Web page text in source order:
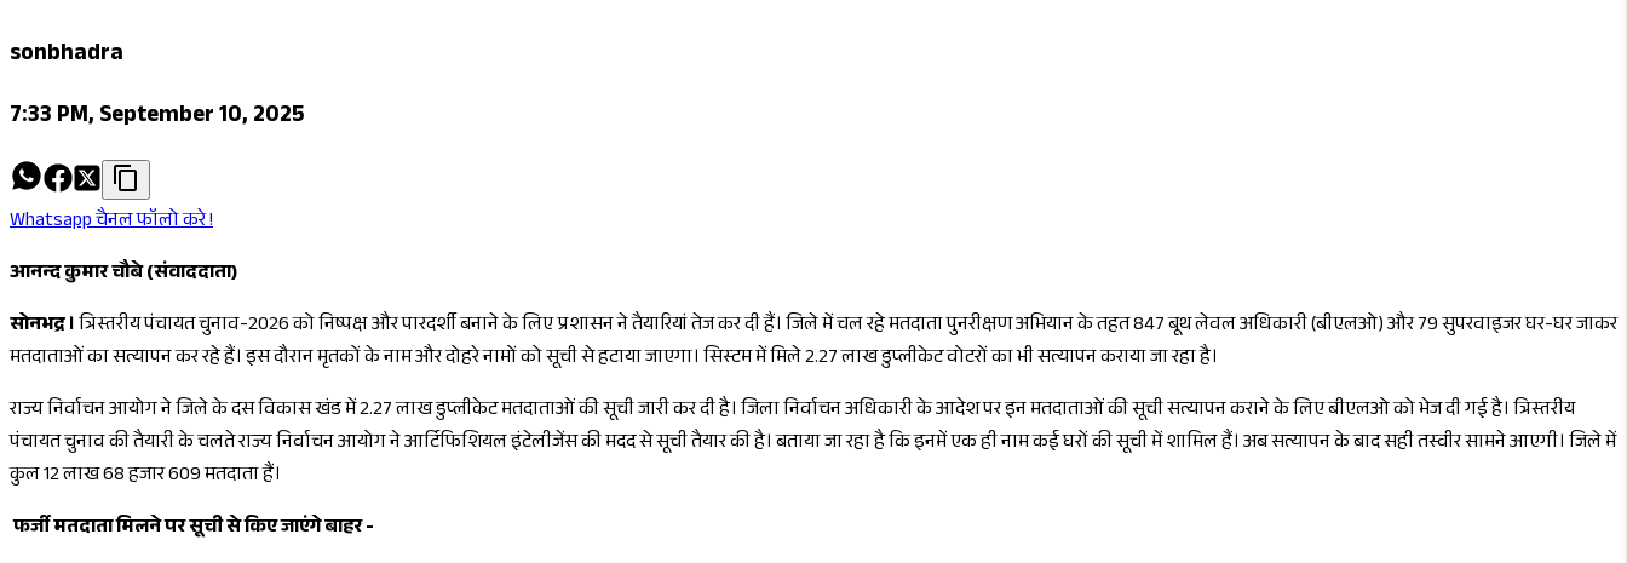
sonbhadra
7:33 PM, September 10, 2025
Whatsapp चैनल फॉलो करे !
आनन्द कुमार चौबे (संवाददाता)
सोनभद्र ।त्रिस्तरीय पंचायत चुनाव-2026 को निष्पक्ष और पारदर्शी बनाने के लिए प्रशासन ने तैयारियां तेज कर दी हैं। जिले में चल रहे मतदाता पुनरीक्षण अभियान के तहत 847बूथ लेवल अधिकारी (बीएलओ) और 79 सुपरवाइजर घर-घर जाकर
मतदाताओं का सत्यापन कर रहे हैं। इस दौरान मृतकों के नाम और दोहरे नामों को सूची से हटाया जाएगा। सिस्टम में मिले 2.27 लाख डुप्लीकेट वोटरों का भी सत्यापन कराया जा रहा है।
राज्य निर्वाचन आयोग ने जिले के दस विकास खंड में 2.27 लाख डुप्लीकेट मतदाताओं की सूची जारी कर दी है। जिला निर्वाचन अधिकारी के आदेश पर इन मतदाताओं की सूची सत्यापन कराने के लिए बीएलओ को भेज दी गई है। त्रिस्तरीय
पंचायत चुनाव की तैयारी के चलते राज्य निर्वाचन आयोग ने आर्टिफिशियल इंटेलीजेंस की मदद से सूची तैयार की है। बताया जा रहा है कि इनमें एक ही नाम कई घरों की सूची में शामिल हैं। अब सत्यापन के बाद सही तस्वीर सामने आएगी। जिले में
कुल 12 लाख 68 हजार 609 मतदाता हैं।
फर्जी मतदाता मिलने पर सूची से किए जाएंगे बाहर -